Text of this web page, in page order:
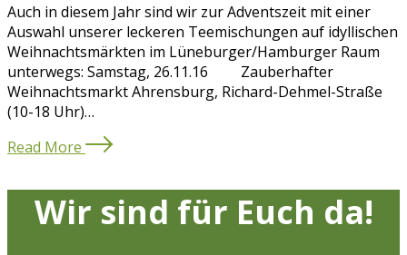
Auch in diesem Jahr sind wir zur Adventszeit mit einer
Auswahl unserer leckeren Teemischungen auf idyllischen
Weihnachtsmärkten im Lüneburger/Hamburger Raum
unterwegs: Samstag, 26.11.16 Zauberhafter
Weihnachtsmarkt Ahrensburg, Richard-Dehmel-Straße
(10-18 Uhr)…
Read More
Wir sind für Euch da!